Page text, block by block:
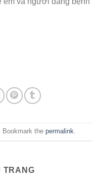
Bookmark the permalink.
TRANG